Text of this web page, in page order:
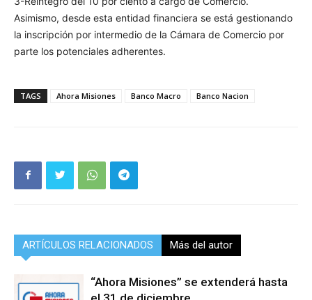
Asimismo, desde esta entidad financiera se está gestionando
la inscripción por intermedio de la Cámara de Comercio por
parte los potenciales adherentes.
TAGS Ahora Misiones Banco Macro Banco Nacion
ARTÍCULOS RELACIONADOS Más del autor
“Ahora Misiones” se extenderá hasta